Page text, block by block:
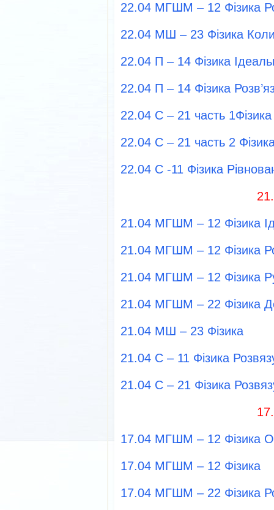
22.04 МГШМ – 12 Фізика
22.04 МШ – 23 Фізика
22.04 П – 14 Фізика
22.04 П – 14 Фізика
22.04 С – 21 часть
22.04 С – 21 часть 2
22.04 С -11 Фізика
21.04 МГШМ – 12 Фізика
21.04 МГШМ – 12 Фізика
21.04 МГШМ – 12 Фізика
21.04 МГШМ – 22 Фізика
21.04 МШ – 23 Фізика
21.04 С – 11 Фізика
21.04 С – 21 Фізика
17.04 МГШМ – 12 Фізика
17.04 МГШМ – 12 Фізика
17.04 МГШМ – 22 Фізика